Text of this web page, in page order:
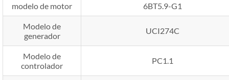
modelo de motor 6BT5.9-G1
Modelo de
generador
UCI274C
Modelo de
controlador
PC1.1